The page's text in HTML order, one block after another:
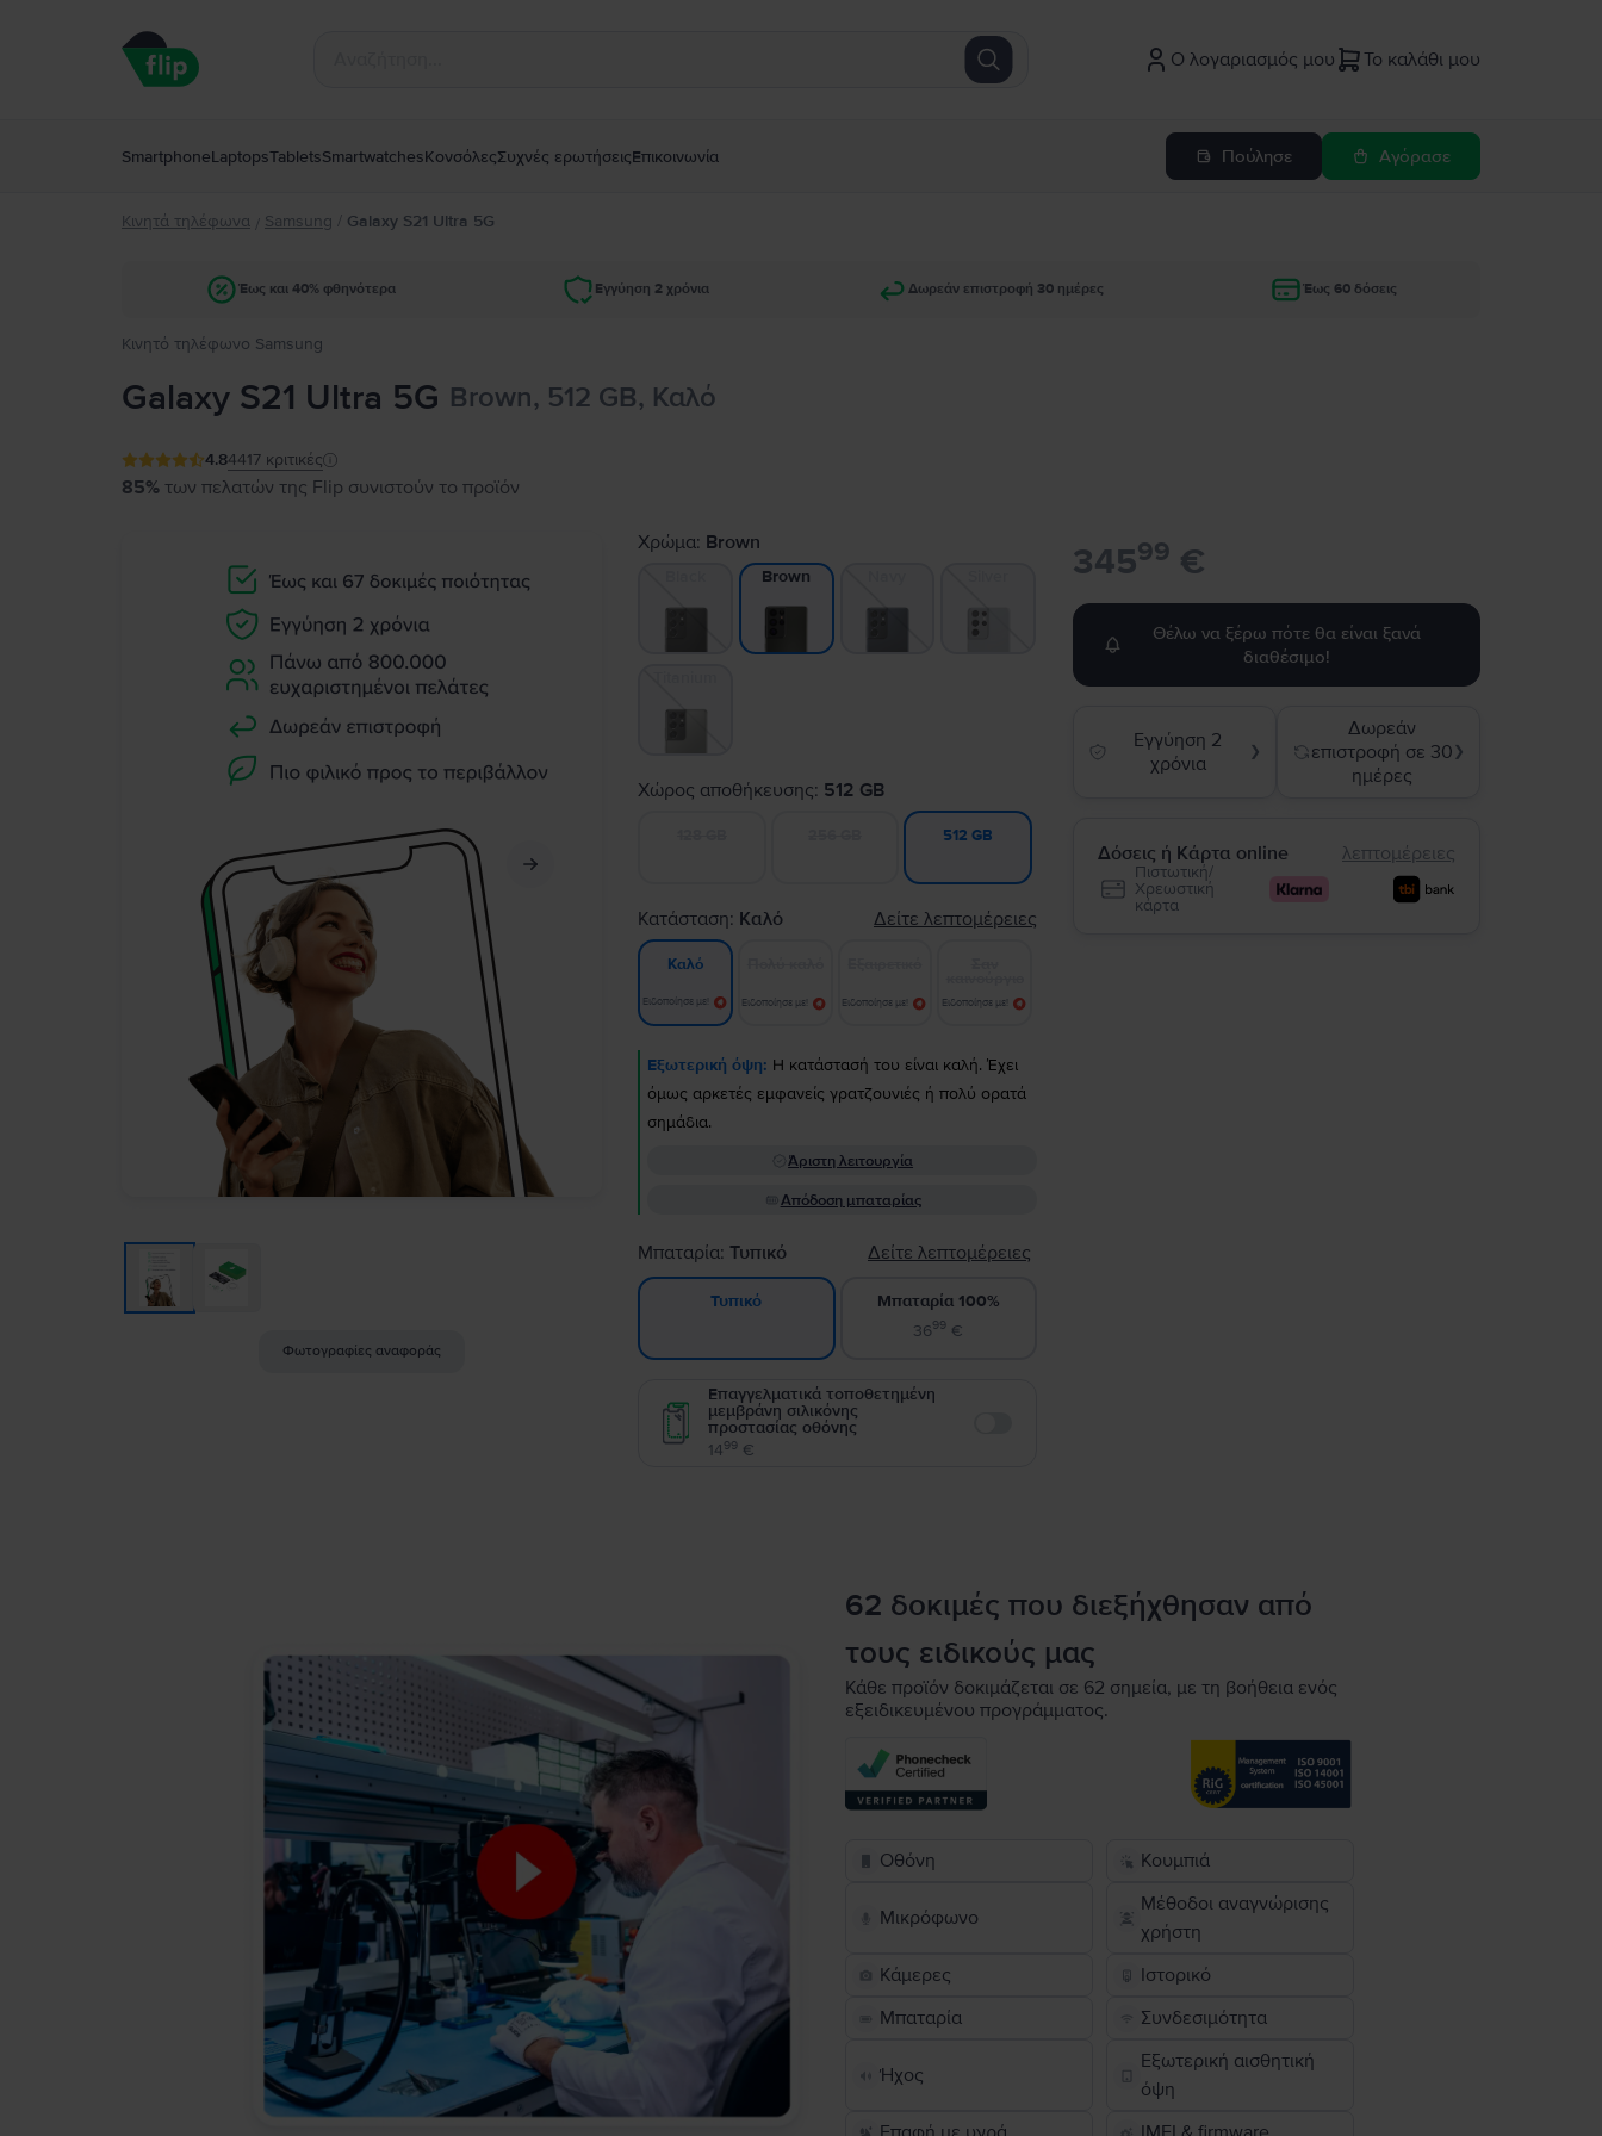
Ο λογαριασμός μου Το καλάθι μου
SmartphoneLaptopsTabletsSmartwatchesΚονσόλεςΣυχνές ερωτήσειςΕπικοινωνία Πούλησε Αγόρασε
Κινητά τηλέφωνα / Samsung / Galaxy S21 Ultra 5G
Έως και 40% φθηνότερα Εγγύηση 2 χρόνια Δωρεάν επιστροφή 30 ημέρες Έως 60 δόσεις
Κινητό τηλέφωνο Samsung
Galaxy S21 Ultra 5G Brown, 512 GB, Καλό
4.84417 κριτικές
85% των πελατών της Flip συνιστούν το προϊόν
Φωτογραφίες αναφοράς
Χρώμα: Brown
Brown
Χώρος αποθήκευσης: 512 GB
512 GB
Κατάσταση: Καλό Δείτε λεπτομέρειες
Καλό
Ειδοποίησε με! Ειδοποίησε με! Ειδοποίησε με! Ειδοποίησε με!
Εξωτερική όψη: Η κατάστασή του είναι καλή. Έχει
όμως αρκετές εμφανείς γρατζουνιές ή πολύ ορατά
σημάδια.
Άριστη λειτουργία
Απόδοση μπαταρίας
Μπαταρία:Τυπικό Δείτε λεπτομέρειες
Τυπικό
Μπαταρία 100%
3699 €
Επαγγελματικά τοποθετημένη
μεμβράνη σιλικόνης
προστασίας οθόνης
1499 €
34599 €
Θέλω να ξέρω πότε θα είναι ξανά
διαθέσιμο!
Εγγύηση 2
χρόνια
❯
Δωρεάν
επιστροφή σε 30
ημέρες
❯
Δόσεις ή Κάρτα online λεπτομέρειες
Πιστωτική/
Χρεωστική
κάρτα
62 δοκιμές που διεξήχθησαν από
τους ειδικούς μας
Κάθε προϊόν δοκιμάζεται σε 62 σημεία, με τη βοήθεια ενός
εξειδικευμένου προγράμματος.
Οθόνη Κουμπιά
Μικρόφωνο
Μέθοδοι αναγνώρισης
χρήστη
Κάμερες
Ιστορικό
Μπαταρία
Συνδεσιμότητα
Ήχος
Εξωτερική αισθητική
όψη